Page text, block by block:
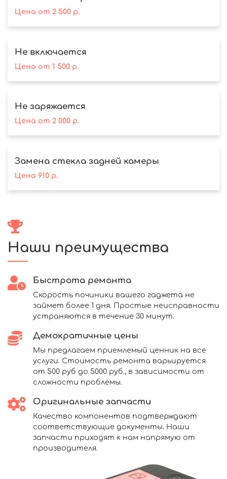
Цена от 2 500р.
Не включается
Цена от 1 500р.
Не заряжается
Цена от 2 000р.
Замена стекла задней камеры
Цена 910р.
Наши преимущества
Быстрота ремонта
Скорость починики вашего гаджета не
займет более 1 дня. Простые неисправности
устраняются в течение 30 минут.
Демократичные цены
Мы предлагаем приемлемый ценник на все
услуги. Стоимость ремонта варьируется
от 500 руб до 5000 руб., в зависимости от
сложности проблемы.
Оригинальные запчасти
Качество компонентов подтверждают
соответствующие документы. Наши
запчасти приходят к нам напрямую от
производителя.